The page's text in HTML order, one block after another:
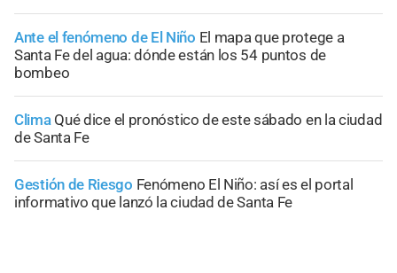
Ante el fenómeno de El Niño El mapa que protege a
Santa Fe del agua: dónde están los 54 puntos de
bombeo
Clima Qué dice el pronóstico de este sábado en la ciudad
de Santa Fe
Gestión de Riesgo Fenómeno El Niño: así es el portal
informativo que lanzó la ciudad de Santa Fe